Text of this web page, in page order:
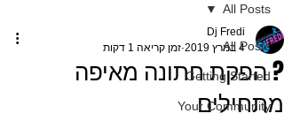
All Posts
Getting Started
Your Community
All Posts
? הפקת חתונה מאיפה
מתחילים
Dj Fredi
4 במרץ 2019
זמן קריאה 1 דקות